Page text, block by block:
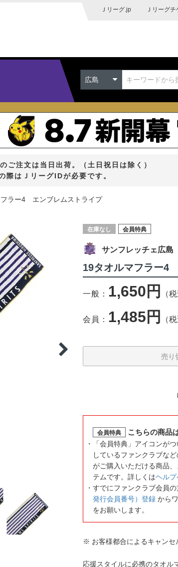
Ｊリーグ.jp Ｊリーグチ
広島
ご注文は当日出荷。（土日祝日は除く）
際はＪリーグIDが必要です。
フラー4 エンブレムストライプ
在庫なし 会員特典
サンフレッチェ広島
19タオルマフラー4
一般： 1,650円 （
会員： 1,485円 （
売り
会員特典 こちらの商品
「会員特典」アイコンが
しているファンクラブな
がご購入いただける商品
テムです。詳しくはヘルプ
すでにファンクラブ会員の
発行会員番号）登録 から
をお願いします。
※ お客様都合によるキャンセ
応援スタイルに必携のタオル